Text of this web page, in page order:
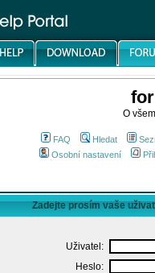
O
FAQ Hledat
Osobní nastavení
Zadejte prosím vaše
Uživatel:
Heslo: